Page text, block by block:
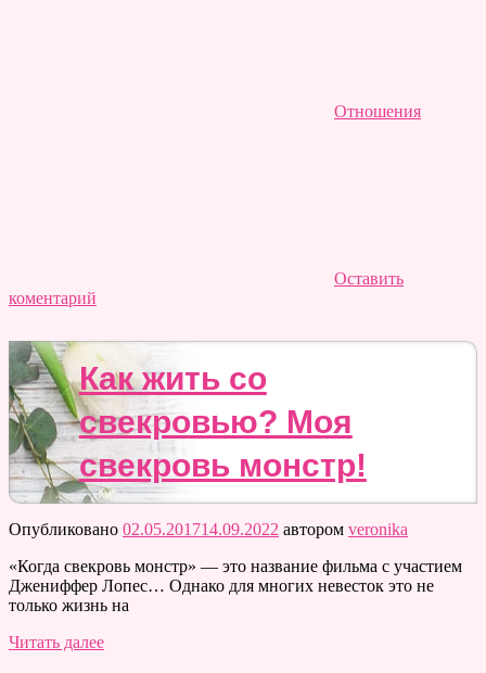
Отношения
Оставить
коментарий
Как жить со
свекровью? Моя
свекровь монстр!
Опубликовано 02.05.201714.09.2022 автором veronika
«Когда свекровь монстр» — это название фильма с участием
Джениффер Лопес… Однако для многих невесток это не
только жизнь на
Читать далее